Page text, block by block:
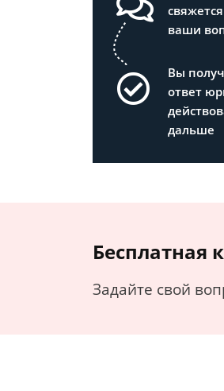
ваши
Вы
ответ
дальше
Бесплатная
Задайте свой